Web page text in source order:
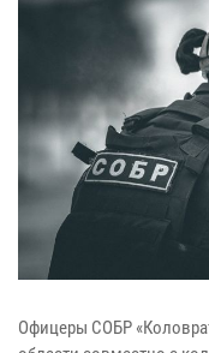
Офицеры СОБР